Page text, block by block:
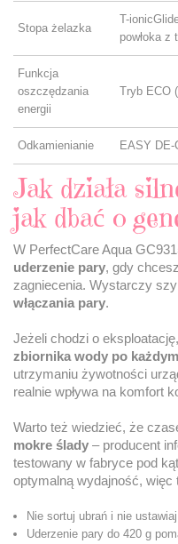
Stopa żelazka
T-
powłoka z
Funkcja
oszczędzania
energii
Tryb ECO
Odkamienianie EASY DE-
Jak działa
jak dbać o
W PerfectCare Aqua
uderzenie pary, gdy
zagniecenia. Wystarczy
włączania pary.
Jeżeli chodzi o
zbiornika wody po
utrzymaniu żywotności
realnie wpływa na komfort
Warto też wiedzieć, że
mokre ślady – producent
testowany w fabryce pod
optymalną wydajność,
Nie sortuj ubrań i nie
Uderzenie pary do 420 g